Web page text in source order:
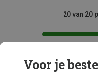
20 van 20
Voor je